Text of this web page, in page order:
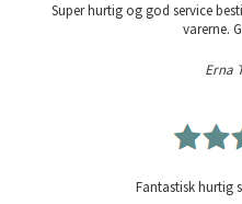
Super hurtig og god service
varerne.
Erna
Fantastisk hurtig